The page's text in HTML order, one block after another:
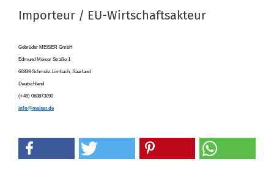
Importeur / EU-Wirtschaftsakteur
Gebrüder MEISER GmbH
Edmund Meiser Straße 1
66839 Schmelz-Limbach, Saarland
Deutschland
(+49) 068873090
info@meiser.de